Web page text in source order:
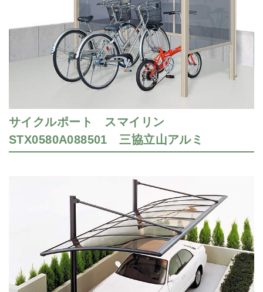
サイクルポート スマイリン
STX0580A088501 三協立山アルミ